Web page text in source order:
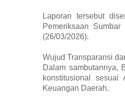
​Laporan tersebut
Pemeriksaan
(26/03/2026).
​Wujud Transparansi
​Dalam sambutannya,
konstitusional
Keuangan Daerah.